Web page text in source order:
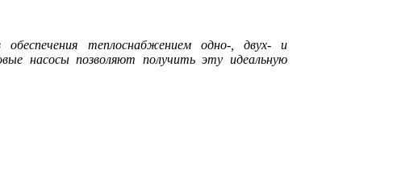
теплоснабжением одно‑, двух‑ и
насосы позволяют получить эту идеальную